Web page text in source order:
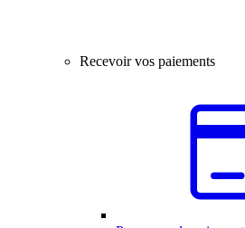
Recevoir vos paiements